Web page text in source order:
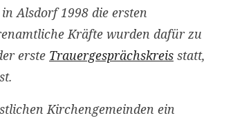
Alsdorf 1998 die ersten
Kräfte wurden dafür zu
erste Trauergesprächskreis statt,
Kirchengemeinden ein